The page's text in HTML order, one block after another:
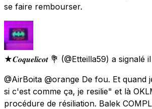
se faire rembourser.
★𝑪𝒐𝒒𝒖𝒆𝒍𝒊𝒄𝒐𝒕 💐 (@Etteilla59) a signalé
@AirBoita @orange De fou. Et quand
si c'est comme ça, je resilie" et là
procédure de résiliation. Balek